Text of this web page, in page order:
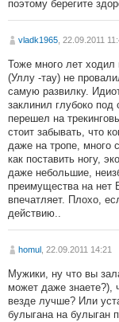
поэтому берегите
vladk1965 , 22.09.2011
Тоже много лет ходил
(Уллу -тау) не
самую развилку.
заклинил глубоко
перешел на
стоит забывать, что
даже на тропе, много
как поставить ногу,
даже небольшие,
преимущества на нет
впечатляет. Плохо,
действию..
homul , 22.09.2011 14:21
Мужики, ну что вы
может даже знаете?),
везде лучше? Или
булыгана на булыган